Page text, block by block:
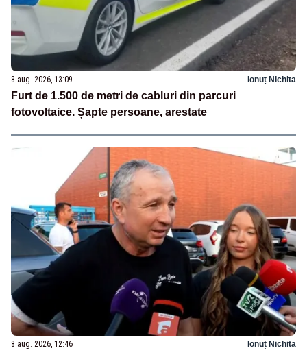
8 aug. 2026, 13:09 Ionuț Nichita
Furt de 1.500 de metri de cabluri din parcuri
fotovoltaice. Șapte persoane, arestate
8 aug. 2026, 12:46 Ionuț Nichita